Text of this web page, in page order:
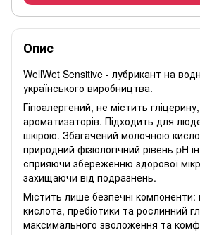
Опис
WellWet Sensitive - лубрикант на
українського виробництва.
Гіпоалергений, не містить
ароматизаторів. Підходить для
шкірою. Збагачений молочною
природний фізіологічний рівень pH
сприяючи збереженню здорової
захищаючи від подразнень.
Містить лише безпечні компоненти:
кислота, пребіотики та рослинний
максимального зволоження та